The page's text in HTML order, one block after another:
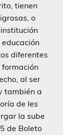
tienen
o
diferentes
al ser
también a
de les
la sube
de Boleto